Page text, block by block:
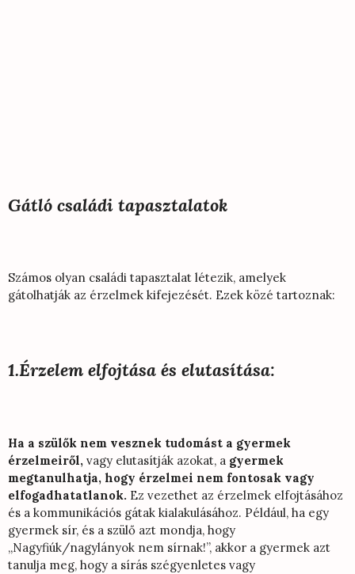
Gátló családi tapasztalatok
Számos olyan családi tapasztalat létezik, amelyek
gátolhatják az érzelmek kifejezését. Ezek közé tartoznak:
1.Érzelem elfojtása és elutasítása:
Ha a szülők nem vesznek tudomást a gyermek
érzelmeiről, vagy elutasítják azokat, a gyermek
megtanulhatja, hogy érzelmei nem fontosak vagy
elfogadhatatlanok. Ez vezethet az érzelmek elfojtásához
és a kommunikációs gátak kialakulásához. Például, ha egy
gyermek sír, és a szülő azt mondja, hogy
„Nagyfiúk/nagylányok nem sírnak!”, akkor a gyermek azt
tanulja meg, hogy a sírás szégyenletes vagy